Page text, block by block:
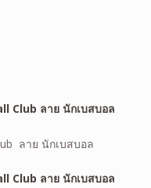
ลาย นักเบสบอล